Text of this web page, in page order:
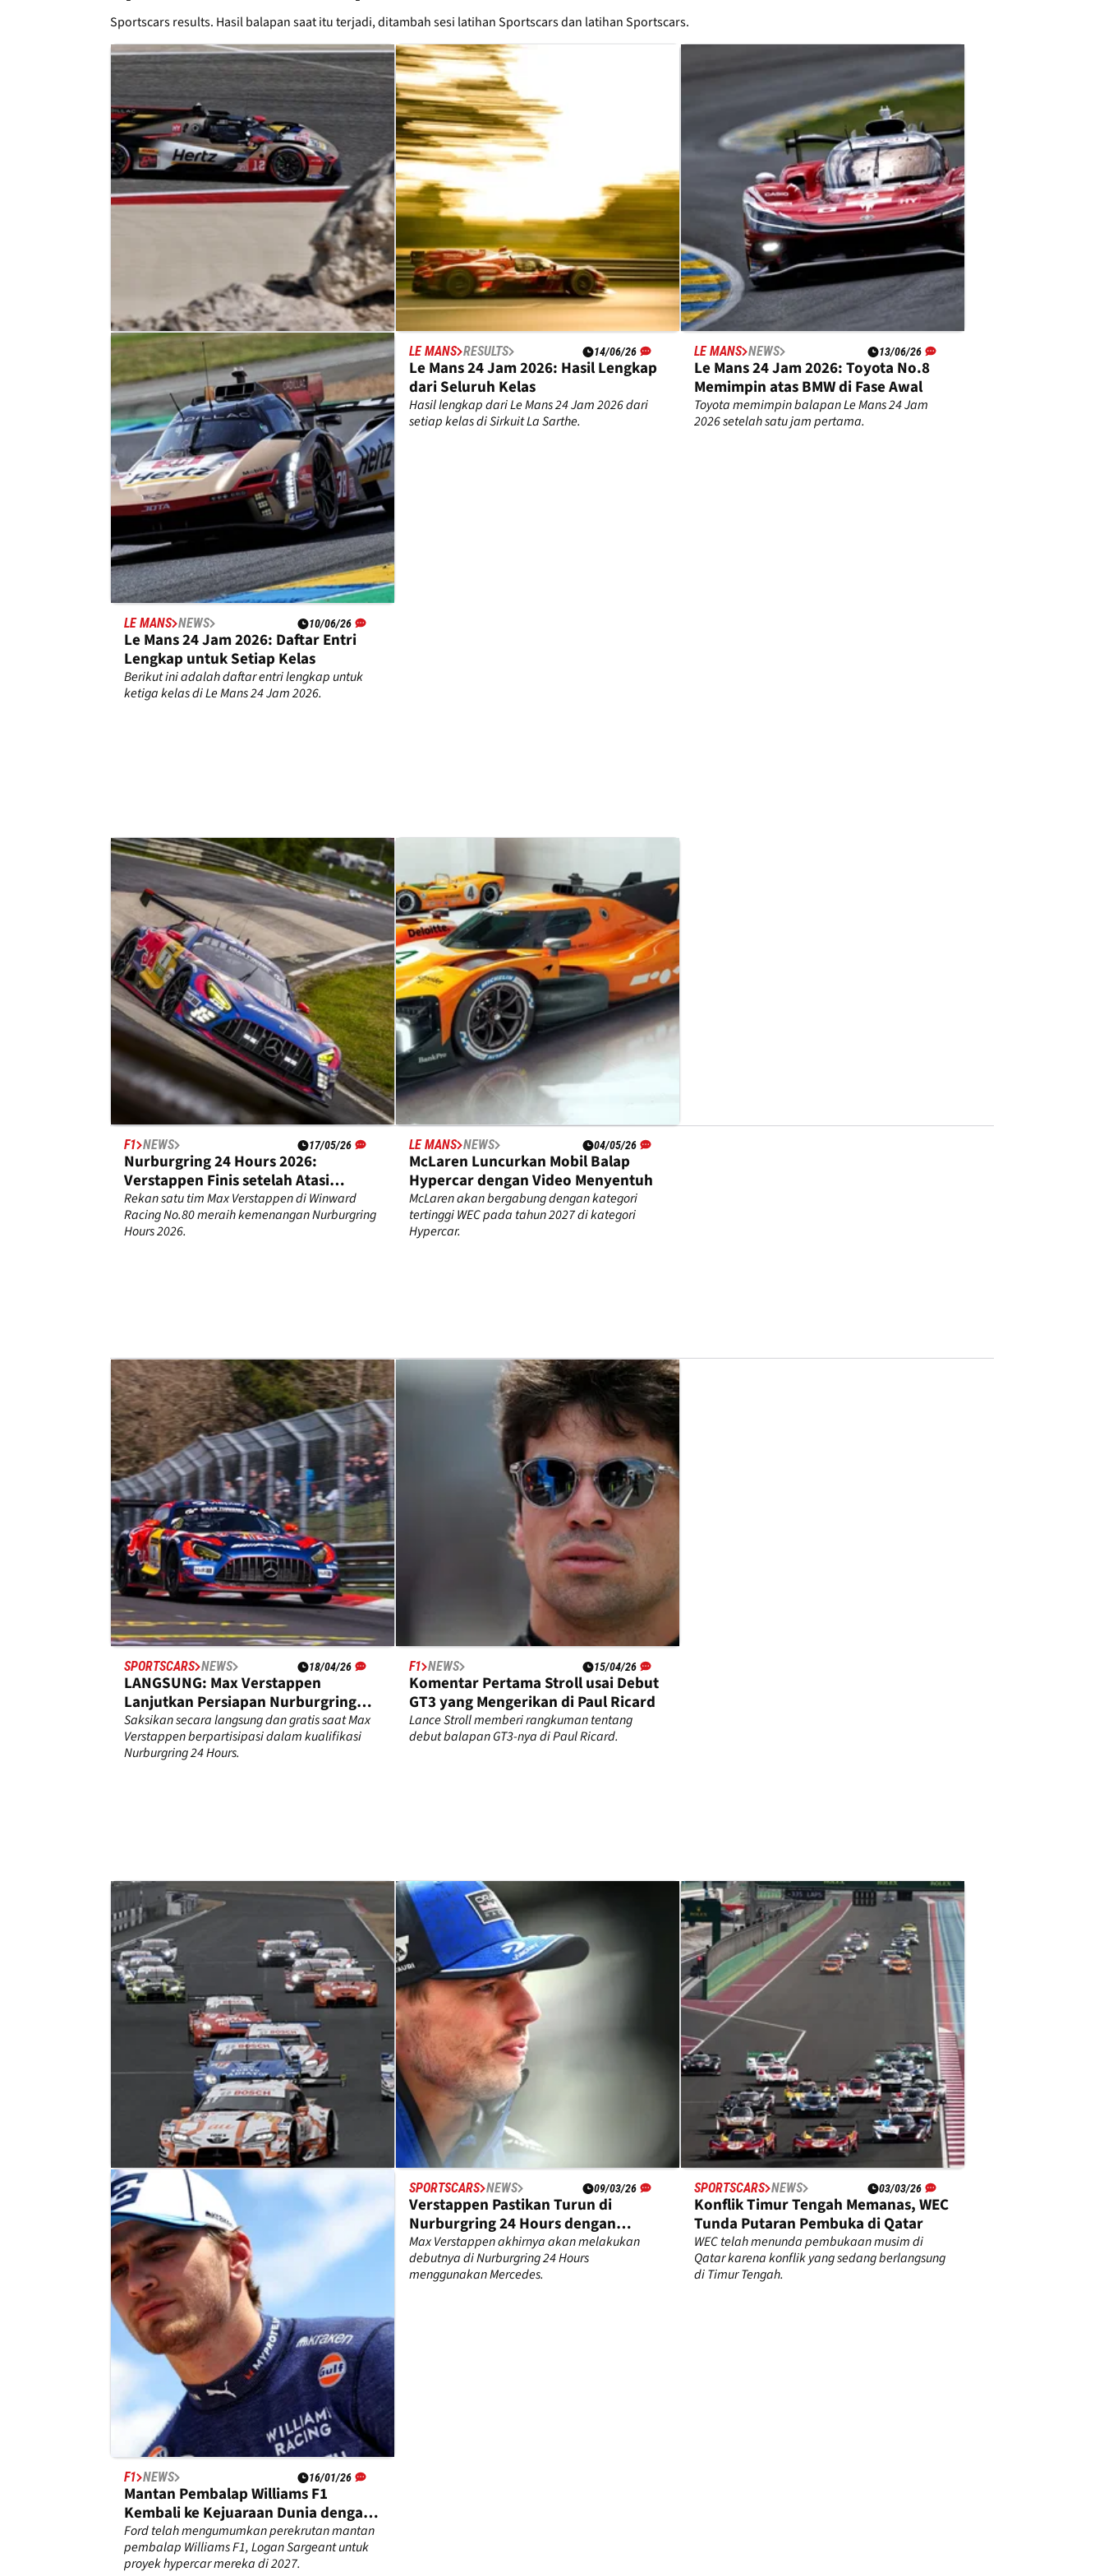
Sportscars results. Hasil balapan saat itu terjadi, ditambah sesi latihan Sportscars dan latihan Sportscars.
LE MANS NEWS 28/07/26
Dampak Perang Iran, WEC akan
Tutup Musim 2026 di Catalunya dan
Monza
WEC terpaksa membatalkan balapan di Timur
Tengah untuk musim 2026 dengan
memindahkan dua putaran terakhir ke Eropa.
LE MANS RESULTS 14/06/26
Le Mans 24 Jam 2026: Hasil Lengkap
dari Seluruh Kelas
Hasil lengkap dari Le Mans 24 Jam 2026 dari
setiap kelas di Sirkuit La Sarthe.
LE MANS NEWS 13/06/26
Le Mans 24 Jam 2026: Toyota No.8
Memimpin atas BMW di Fase Awal
Toyota memimpin balapan Le Mans 24 Jam
2026 setelah satu jam pertama.
LE MANS NEWS 10/06/26
Le Mans 24 Jam 2026: Daftar Entri
Lengkap untuk Setiap Kelas
Berikut ini adalah daftar entri lengkap untuk
ketiga kelas di Le Mans 24 Jam 2026.
F1 NEWS 17/05/26
Nurburgring 24 Hours 2026:
Verstappen Finis setelah Atasi
Masalah Teknis
Rekan satu tim Max Verstappen di Winward
Racing No.80 meraih kemenangan Nurburgring
Hours 2026.
LE MANS NEWS 04/05/26
McLaren Luncurkan Mobil Balap
Hypercar dengan Video Menyentuh
McLaren akan bergabung dengan kategori
tertinggi WEC pada tahun 2027 di kategori
Hypercar.
SPORTSCARS NEWS 18/04/26
LANGSUNG: Max Verstappen
Lanjutkan Persiapan Nurburgring
24H di Qualifiers
Saksikan secara langsung dan gratis saat Max
Verstappen berpartisipasi dalam kualifikasi
Nurburgring 24 Hours.
F1 NEWS 15/04/26
Komentar Pertama Stroll usai Debut
GT3 yang Mengerikan di Paul Ricard
Lance Stroll memberi rangkuman tentang
debut balapan GT3-nya di Paul Ricard.
SPORTSCARS NEWS 06/04/26
Super GT Sepang Terancam Batal
Karena Perang Timur Tengah
Perang yang berkecamuk di Timur Tengah
tampaknya akan kembali mempengaruhi
gelaran Super GT di Sirkuit Sepang.
SPORTSCARS NEWS 09/03/26
Verstappen Pastikan Turun di
Nurburgring 24 Hours dengan
Mercedes
Max Verstappen akhirnya akan melakukan
debutnya di Nurburgring 24 Hours
menggunakan Mercedes.
SPORTSCARS NEWS 03/03/26
Konflik Timur Tengah Memanas, WEC
Tunda Putaran Pembuka di Qatar
WEC telah menunda pembukaan musim di
Qatar karena konflik yang sedang berlangsung
di Timur Tengah.
F1 NEWS 16/01/26
Mantan Pembalap Williams F1
Kembali ke Kejuaraan Dunia dengan
Ford
Ford telah mengumumkan perekrutan mantan
pembalap Williams F1, Logan Sargeant untuk
proyek hypercar mereka di 2027.